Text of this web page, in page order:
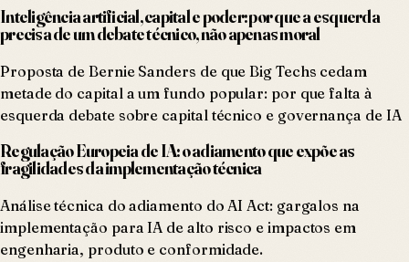
Inteligência artificial, capital e poder: por que a esquerda
precisa de um debate técnico, não apenas moral
Proposta de Bernie Sanders de que Big Techs cedam
metade do capital a um fundo popular: por que falta à
esquerda debate sobre capital técnico e governança de IA
Regulação Europeia de IA: o adiamento que expõe as
fragilidades da implementação técnica
Análise técnica do adiamento do AI Act: gargalos na
implementação para IA de alto risco e impactos em
engenharia, produto e conformidade.